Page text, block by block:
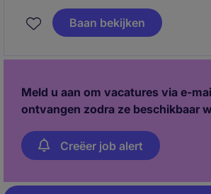
collega's met HR-vragen en draag je
soepel verloop van de HR-processen.
Baan bekijken
Meld u aan om vacatures via e-
ontvangen zodra ze beschikbaar
Creëer job alert